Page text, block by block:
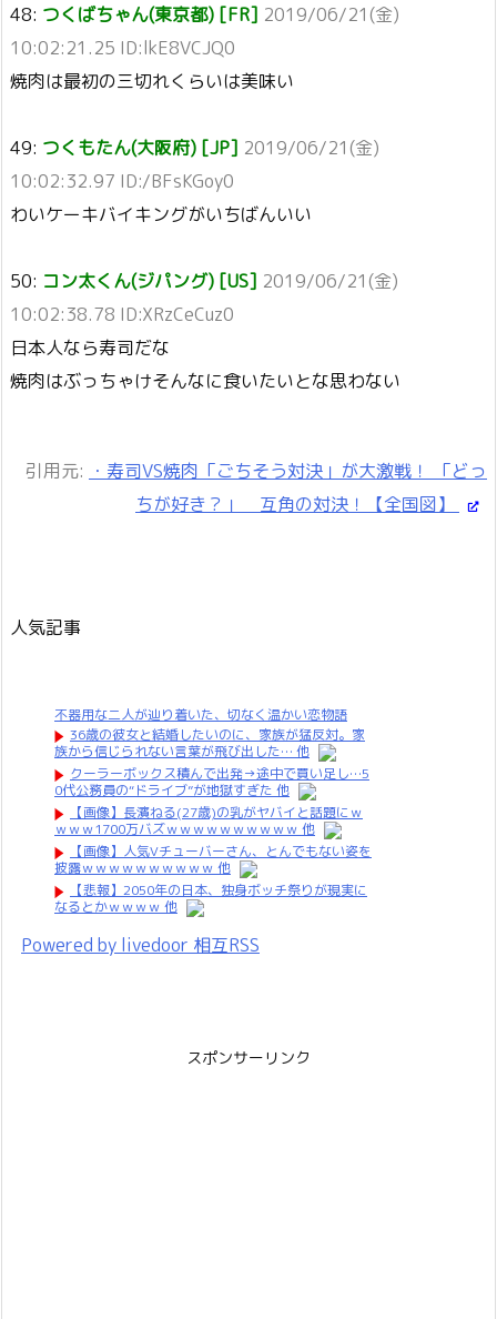
48: つくばちゃん(東京都) [FR] 2019/06/21(金)
10:02:21.25 ID:lkE8VCJQ0
焼肉は最初の三切れくらいは美味い
49: つくもたん(大阪府) [JP] 2019/06/21(金)
10:02:32.97 ID:/BFsKGoy0
わいケーキバイキングがいちばんいい
50: コン太くん(ジパング) [US] 2019/06/21(金)
10:02:38.78 ID:XRzCeCuz0
日本人なら寿司だな
焼肉はぶっちゃけそんなに食いたいとな思わない
引用元: ・寿司VS焼肉「ごちそう対決」が大激戦！ 「どっ
ちが好き？」 互角の対決！【全国図】
人気記事
不器用な二人が辿り着いた、切なく温かい恋物語
36歳の彼女と結婚したいのに、家族が猛反対。家
族から信じられない言葉が飛び出した… 他
クーラーボックス積んで出発→途中で買い足し…5
0代公務員の“ドライブ”が地獄すぎた 他
【画像】長濱ねる(27歳)の乳がヤバイと話題にｗ
ｗｗｗ1700万バズｗｗｗｗｗｗｗｗｗｗ 他
【画像】人気Vチューバーさん、とんでもない姿を
披露ｗｗｗｗｗｗｗｗｗｗ 他
【悲報】2050年の日本、独身ボッチ祭りが現実に
なるとかｗｗｗｗ 他
Powered by livedoor 相互RSS
スポンサーリンク